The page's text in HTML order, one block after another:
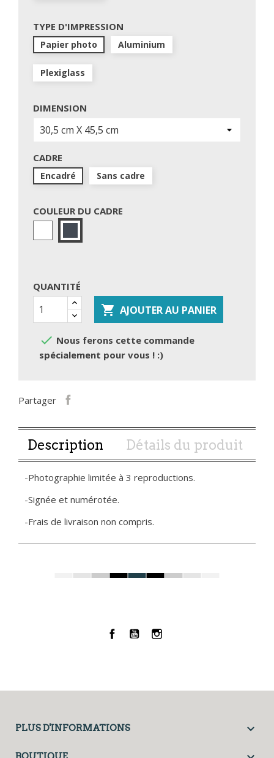
TYPE D'IMPRESSION
Papier photo Aluminium
Plexiglass
DIMENSION
CADRE
Encadré Sans cadre
COULEUR DU CADRE
Blanc
QUANTITÉ
 AJOUTER AU PANIER
 Nous ferons cette commande
spécialement pour vous ! :)
Partager
Description Détails du produit
-Photographie limitée à 3 reproductions.
-Signée et numérotée.
-Frais de livraison non compris.
Facebook
YouTubeInstagram
PLUS D'INFORMATIONS 